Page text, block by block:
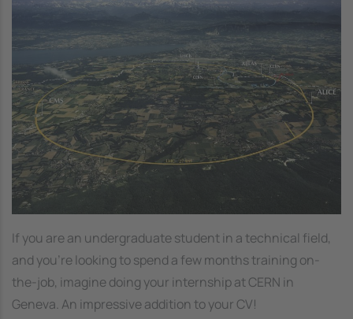
If you are an undergraduate student in a technical field,
and you’re looking to spend a few months training on-
the-job, imagine doing your internship at CERN in
Geneva. An impressive addition to your CV!